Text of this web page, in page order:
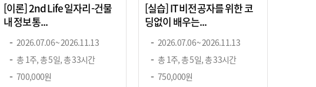
[이론] 2nd Life 일자리-건물
내 정보통...
2026.07.06 ~ 2026.11.13
총 1주, 총 5일, 총 33시간
700,000원
[실습] IT 비전공자를 위한 코
딩없이 배우는...
2026.07.06 ~ 2026.11.13
총 1주, 총 5일, 총 33시간
750,000원